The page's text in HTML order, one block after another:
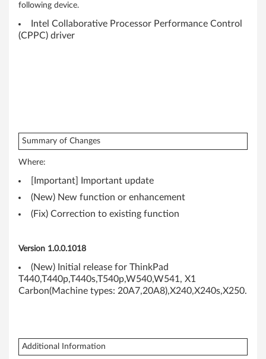
C
P
C
D
e
following device.
Intel Collaborative Processor Performance Control
(CPPC) driver
Summary of Changes
Where:
[Important] Important update
(New) New function or enhancement
(Fix) Correction to existing function
Version 1.0.0.1018
(New) Initial release for ThinkPad
T440,T440p,T440s,T540p,W540,W541, X1
Carbon(Machine types: 20A7,20A8),X240,X240s,X250.
Additional Information